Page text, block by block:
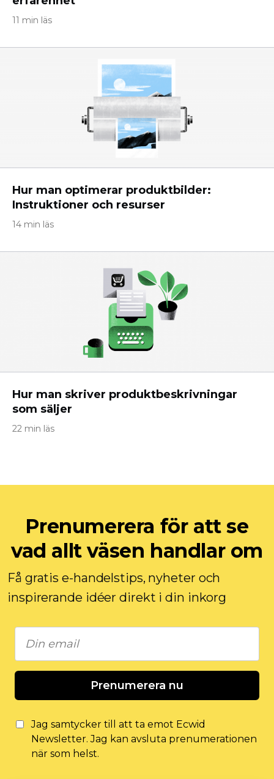
11 min läs
Hur man optimerar produktbilder:
Instruktioner och resurser
14 min läs
Hur man skriver produktbeskrivningar
som säljer
22 min läs
Prenumerera för att se
vad allt väsen handlar om
Få gratis e-handelstips, nyheter och
inspirerande idéer direkt i din inkorg
Prenumerera nu
Jag samtycker till att ta emot Ecwid
Newsletter. Jag kan avsluta prenumerationen
när som helst.